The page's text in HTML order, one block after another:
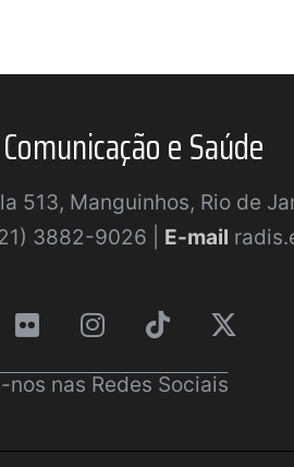
e Saúde
513, Manguinhos, Rio de
3882-9026 | E-mail
nos nas Redes Sociais